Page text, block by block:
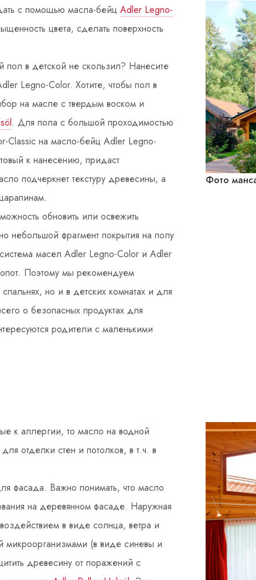
с помощью масла-бейц Adler Legno-
цвета, сделать поверхность
пол в детской не скользил? Нанесите
Legno-Color. Хотите, чтобы пол в
на масле с твердым воском и
. Для пола с большой проходимостью
Classic на масло-бейц Adler Legno-
к нанесению, придаст
подчеркнет текстуру древесины, а
обновить или освежить
небольшой фрагмент покрытия на полу
масел Adler Legno-Color и Adler
Поэтому мы рекомендуем
но и в детских комнатах и для
о безопасных продуктах для
родители с маленькими
Фото
к аллергии, то масло на водной
отделки стен и потолков, в т.ч. в
фасада. Важно понимать, что масло
на деревянном фасаде. Наружная
в виде солнца, ветра и
(в виде синевы и
древесину от поражений с